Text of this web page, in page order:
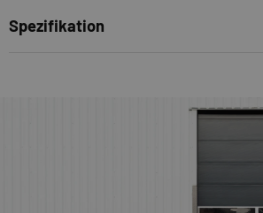
Spezifikation